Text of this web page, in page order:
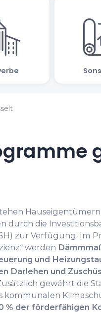
durch die
zur Verfügung. Im
werden
und
Darlehen und
gewährt die
kommunalen
% der förderfähigen